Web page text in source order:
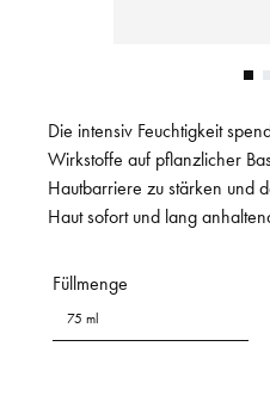
Die intensiv Feuchtigkeit
Wirkstoffe auf pflanzlicher
Hautbarriere zu stärken und
Haut sofort und lang
Füllmenge
75 ml